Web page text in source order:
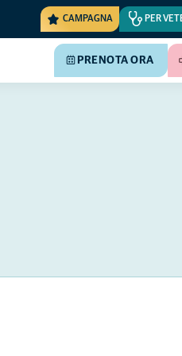
CAMPAGNA PER
PRENOTA ORA